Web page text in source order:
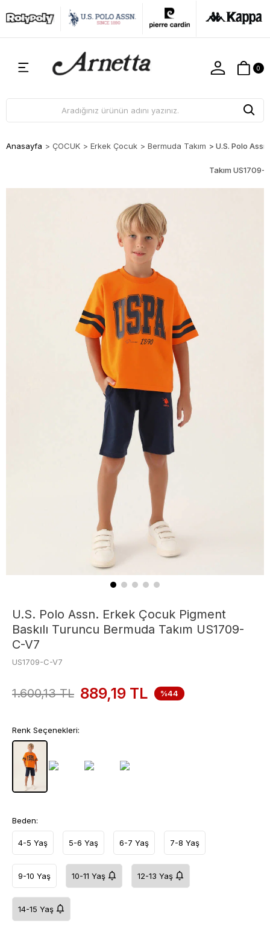
0
Anasayfa > ÇOCUK > Erkek Çocuk > Bermuda Takım > U.S. Polo
Takım US1709-
U.S. Polo Assn. Erkek Çocuk Pigment
Baskılı Turuncu Bermuda Takım US1709-
C-V7
US1709-C-V7
1.600,13TL 889,19 TL %44
Renk Seçenekleri:
Beden:
4-5 Yaş 5-6 Yaş 6-7 Yaş 7-8 Yaş
9-10 Yaş 10-11 Yaş 12-13 Yaş
14-15 Yaş